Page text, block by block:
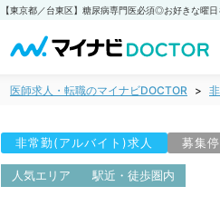
医師求人・転職のマイナビDOCTOR
非常勤(アルバイト)求人 募集
人気エリア 駅近・徒歩圏内